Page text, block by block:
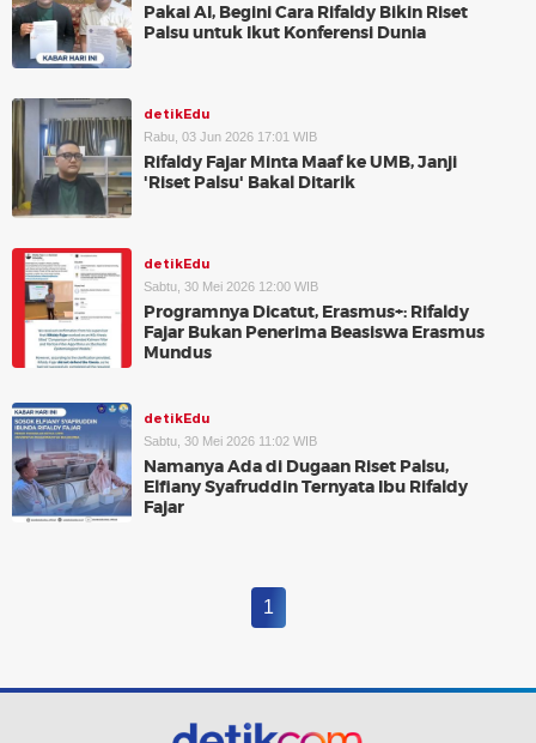
Pakai AI, Begini Cara Rifaldy Bikin Riset
Palsu untuk Ikut Konferensi Dunia
detikEdu
Rabu, 03 Jun 2026 17:01 WIB
Rifaldy Fajar Minta Maaf ke UMB, Janji
'Riset Palsu' Bakal Ditarik
detikEdu
Sabtu, 30 Mei 2026 12:00 WIB
Programnya Dicatut, Erasmus+: Rifaldy
Fajar Bukan Penerima Beasiswa Erasmus
Mundus
detikEdu
Sabtu, 30 Mei 2026 11:02 WIB
Namanya Ada di Dugaan Riset Palsu,
Elfiany Syafruddin Ternyata Ibu Rifaldy
Fajar
1